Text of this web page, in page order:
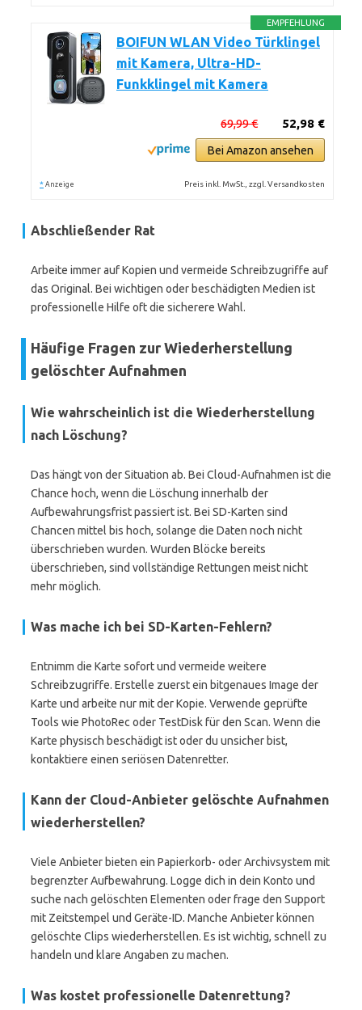
EMPFEHLUNG
BOIFUN WLAN Video Türklingel
mit Kamera, Ultra-HD-
Funkklingel mit Kamera
52,98 €
69,99 €
Bei Amazon ansehen
* Anzeige Preis inkl. MwSt., zzgl. Versandkosten
Abschließender Rat
Arbeite immer auf Kopien und vermeide Schreibzugriffe auf
das Original. Bei wichtigen oder beschädigten Medien ist
professionelle Hilfe oft die sicherere Wahl.
Häufige Fragen zur Wiederherstellung
gelöschter Aufnahmen
Wie wahrscheinlich ist die Wiederherstellung
nach Löschung?
Das hängt von der Situation ab. Bei Cloud-Aufnahmen ist die
Chance hoch, wenn die Löschung innerhalb der
Aufbewahrungsfrist passiert ist. Bei SD-Karten sind
Chancen mittel bis hoch, solange die Daten noch nicht
überschrieben wurden. Wurden Blöcke bereits
überschrieben, sind vollständige Rettungen meist nicht
mehr möglich.
Was mache ich bei SD-Karten-Fehlern?
Entnimm die Karte sofort und vermeide weitere
Schreibzugriffe. Erstelle zuerst ein bitgenaues Image der
Karte und arbeite nur mit der Kopie. Verwende geprüfte
Tools wie PhotoRec oder TestDisk für den Scan. Wenn die
Karte physisch beschädigt ist oder du unsicher bist,
kontaktiere einen seriösen Datenretter.
Kann der Cloud-Anbieter gelöschte Aufnahmen
wiederherstellen?
Viele Anbieter bieten ein Papierkorb- oder Archivsystem mit
begrenzter Aufbewahrung. Logge dich in dein Konto und
suche nach gelöschten Elementen oder frage den Support
mit Zeitstempel und Geräte-ID. Manche Anbieter können
gelöschte Clips wiederherstellen. Es ist wichtig, schnell zu
handeln und klare Angaben zu machen.
Was kostet professionelle Datenrettung?